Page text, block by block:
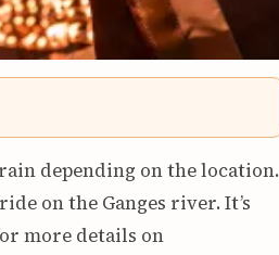
depending on the location.
on the Ganges river. It’s
more details on